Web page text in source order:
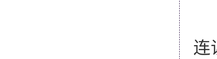
连